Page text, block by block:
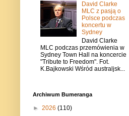
David Clarke
MLC z pasją o
Polsce podczas
koncertu w
Sydney
David Clarke
MLC podczas przemówienia w
Sydney Town Hall na koncercie
"Tribute to Freedom". Fot.
K.Bajkowski Wśród australjsk...
Archiwum Bumeranga
► 2026 (110)